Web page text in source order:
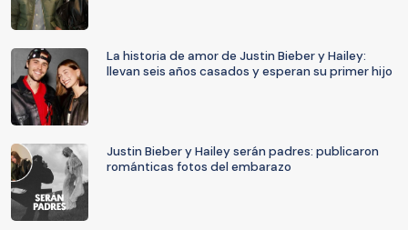
La historia de amor de Justin Bieber y Hailey:
llevan seis años casados y esperan su primer hijo
Justin Bieber y Hailey serán padres: publicaron
románticas fotos del embarazo